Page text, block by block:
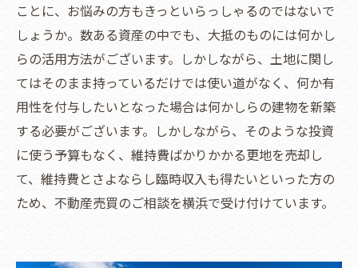
ことに、お悩みの方もきっといらっしゃるのではないで
しょうか。数ある資産の中でも、大抵のものには何かし
らの活用方法がございます。しかしながら、土地に関し
てはそのまま持っているだけでは使い道がなく、何か有
用性を付与したいとなった場合は何かしらの建物を新築
する必要がございます。しかしながら、そのような投資
に使う予算もなく、維持費ばかりかかる更地を売却し
て、維持費とさよならし臨時収入も得たいといった方の
ため、不動産売買のご相談を横浜で受け付けています。